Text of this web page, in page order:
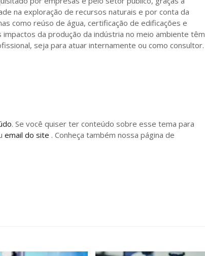
na exploração de recursos naturais e por conta da
como reúso de água, certificação de edificações e
da produção da indústria no meio ambiente têm
seja para atuar internamente ou como consultor.
. Se você quiser ter conteúdo sobre esse tema para
email do site . Conheça também nossa página de